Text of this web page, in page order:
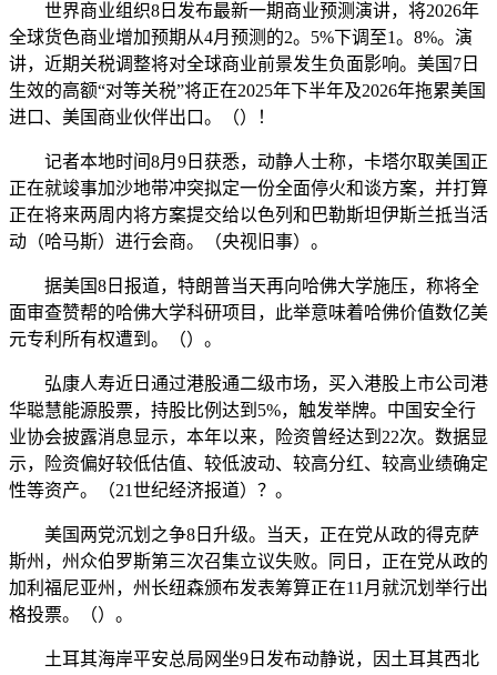
世界商业组织8日发布最新一期商业预测演讲，将2026年
全球货色商业增加预期从4月预测的2。5%下调至1。8%。演
讲，近期关税调整将对全球商业前景发生负面影响。美国7日
生效的高额“对等关税”将正在2025年下半年及2026年拖累美国
进口、美国商业伙伴出口。（）！
记者本地时间8月9日获悉，动静人士称，卡塔尔取美国正
正在就竣事加沙地带冲突拟定一份全面停火和谈方案，并打算
正在将来两周内将方案提交给以色列和巴勒斯坦伊斯兰抵当活
动（哈马斯）进行会商。（央视旧事）。
据美国8日报道，特朗普当天再向哈佛大学施压，称将全
面审查赞帮的哈佛大学科研项目，此举意味着哈佛价值数亿美
元专利所有权遭到。（）。
弘康人寿近日通过港股通二级市场，买入港股上市公司港
华聪慧能源股票，持股比例达到5%，触发举牌。中国安全行
业协会披露消息显示，本年以来，险资曾经达到22次。数据显
示，险资偏好较低估值、较低波动、较高分红、较高业绩确定
性等资产。（21世纪经济报道）？。
美国两党沉划之争8日升级。当天，正在党从政的得克萨
斯州，州众伯罗斯第三次召集立议失败。同日，正在党从政的
加利福尼亚州，州长纽森颁布发表筹算正在11月就沉划举行出
格投票。（）。
土耳其海岸平安总局网坐9日发布动静说，因土耳其西北